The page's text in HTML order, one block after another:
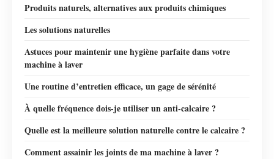
Produits naturels, alternatives aux produits chimiques
Les solutions naturelles
Astuces pour maintenir une hygiène parfaite dans votre
machine à laver
Une routine d’entretien efficace, un gage de sérénité
À quelle fréquence dois-je utiliser un anti-calcaire ?
Quelle est la meilleure solution naturelle contre le calcaire ?
Comment assainir les joints de ma machine à laver ?